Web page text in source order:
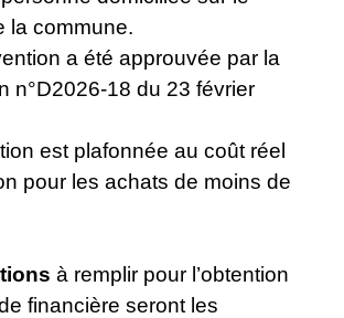
la commune.
a été approuvée par la
n°D2026-18 du 23 février
est plafonnée au coût réel
pour les achats de moins de
à remplir pour l’obtention
financière seront les